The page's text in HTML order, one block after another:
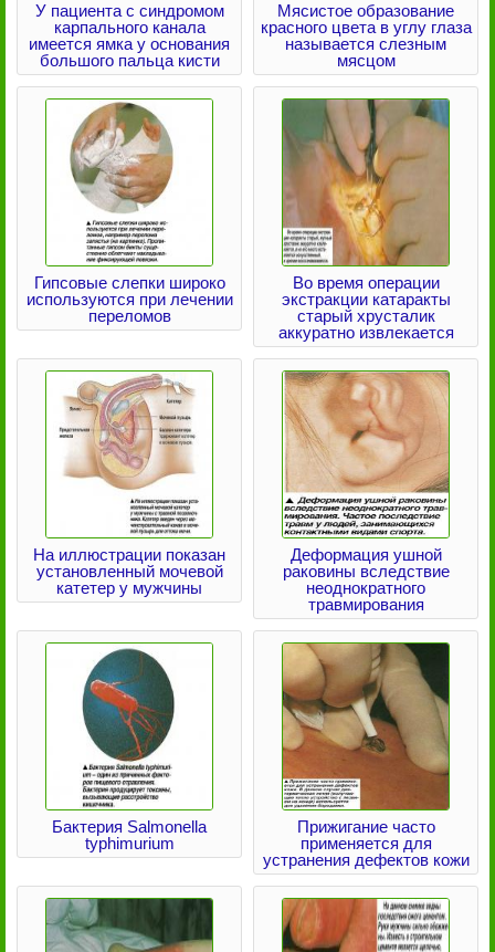
У пациента с синдромом
карпального канала
имеется ямка у основания
большого пальца кисти
Мясистое образование
красного цвета в углу глаза
называется слезным
мясцом
Гипсовые слепки широко
используются при лечении
переломов
Во время операции
экстракции катаракты
старый хрусталик
аккуратно извлекается
На иллюстрации показан
установленный мочевой
катетер у мужчины
Деформация ушной
раковины вследствие
неоднократного
травмирования
Бактерия Salmonella
typhimurium
Прижигание часто
применяется для
устранения дефектов кожи